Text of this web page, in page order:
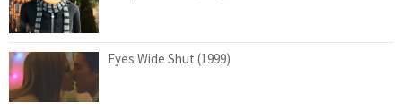
Eyes Wide Shut (1999)